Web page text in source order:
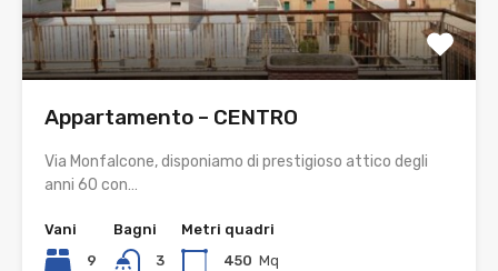
Appartamento – CENTRO
Via Monfalcone, disponiamo di prestigioso attico degli
anni 60 con…
Vani
9
Bagni
3
Metri quadri
450 Mq